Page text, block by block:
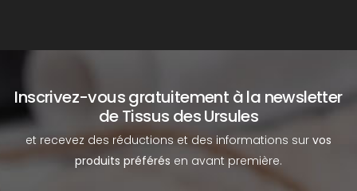
Inscrivez-vous gratuitement à la newsletter
de Tissus des Ursules
et recevez des réductions et des informations sur vos
produits préférés en avant première.